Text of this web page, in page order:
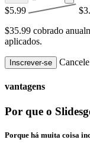
$5.99
$35.99 cobrado
aplicados.
Inscrever-se
vantagens
Por que o
Porque há muita coisa